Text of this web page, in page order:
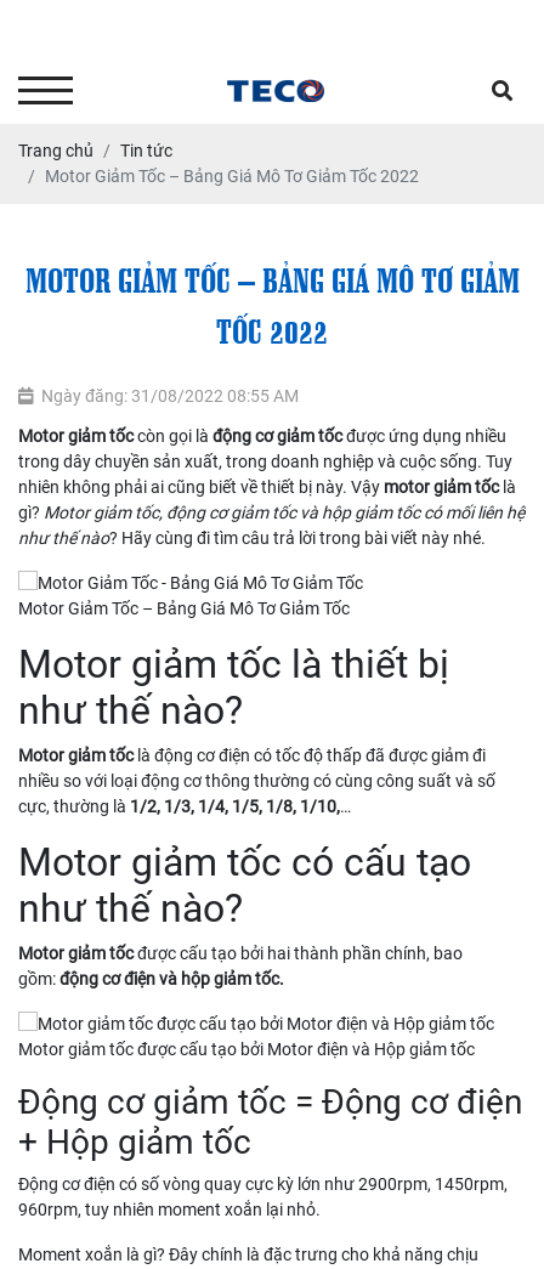
Trang chủ
Tin tức
Motor Giảm Tốc – Bảng Giá Mô Tơ Giảm Tốc 2022
MOTOR GIẢM TỐC – BẢNG GIÁ MÔ TƠ GIẢM
TỐC 2022
Ngày đăng: 31/08/2022 08:55 AM
Motor giảm tốccòn gọi là động cơ giảm tốcđược ứng dụng nhiều
trong dây chuyền sản xuất, trong doanh nghiệp và cuộc sống. Tuy
nhiên không phải ai cũng biết về thiết bị này. Vậy motor giảm tốclà
gì? Motor giảm tốc, động cơ giảm tốc và hộp giảm tốc có mối liên hệ
như thế nào? Hãy cùng đi tìm câu trả lời trong bài viết này nhé.
Motor Giảm Tốc – Bảng Giá Mô Tơ Giảm Tốc
Motor giảm tốc là thiết bị
như thế nào?
Motor giảm tốclà động cơ điện có tốc độ thấp đã được giảm đi
nhiều so với loại động cơ thông thường có cùng công suất và số
cực, thường là 1/2, 1/3, 1/4, 1/5, 1/8, 1/10,…
Motor giảm tốc có cấu tạo
như thế nào?
Motor giảm tốcđược cấu tạo bởi hai thành phần chính, bao
gồm:động cơ điện và hộp giảm tốc.
Motor giảm tốc được cấu tạo bởi Motor điện và Hộp giảm tốc
Động cơ giảm tốc = Động cơ điện
+ Hộp giảm tốc
Động cơ điện có số vòng quay cực kỳ lớn như 2900rpm, 1450rpm,
960rpm, tuy nhiên moment xoắn lại nhỏ.
Moment xoắn là gì? Đây chính là đặc trưng cho khả năng chịu